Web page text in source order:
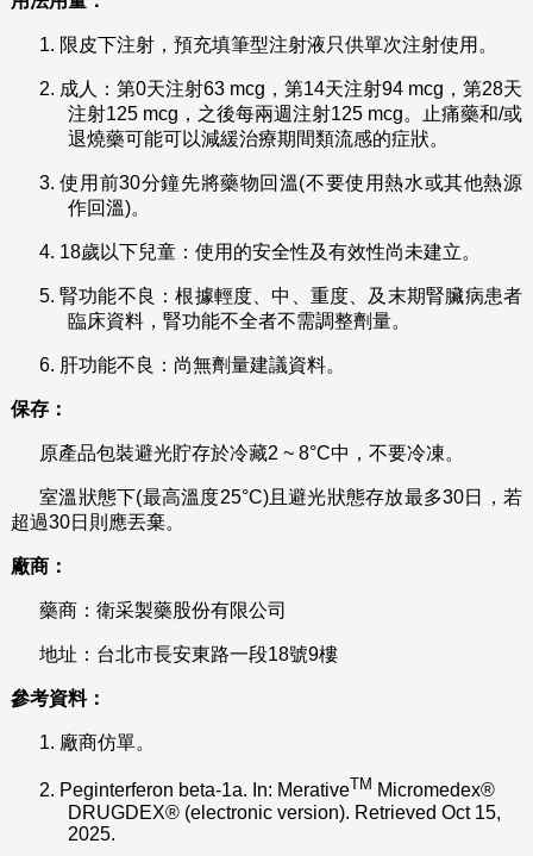
1. 限皮下注射，預充填筆型注射液只供單次注射使用。
2. 成人：第0天注射63 mcg，第14天注射94 mcg，第28天
注射125 mcg，之後每兩週注射125 mcg。止痛藥和/或
退燒藥可能可以減緩治療期間類流感的症狀。
3.使用前30分鐘先將藥物回溫(不要使用熱水或其他熱源
作回溫)。
4. 18歲以下兒童：使用的安全性及有效性尚未建立。
5.腎功能不良：根據輕度、中、重度、及末期腎臟病患者
臨床資料，腎功能不全者不需調整劑量。
6. 肝功能不良：尚無劑量建議資料。
保存：
原產品包裝避光貯存於冷藏2 ~ 8°C中，不要冷凍。
室溫狀態下(最高溫度25°C)且避光狀態存放最多30日，若
超過30日則應丟棄。
廠商：
藥商：衛采製藥股份有限公司
地址：台北市長安東路一段18號9樓
參考資料：
1. 廠商仿單。
2. Peginterferon beta-1a. In: MerativeTM Micromedex®
DRUGDEX® (electronic version). Retrieved Oct 15,
2025.